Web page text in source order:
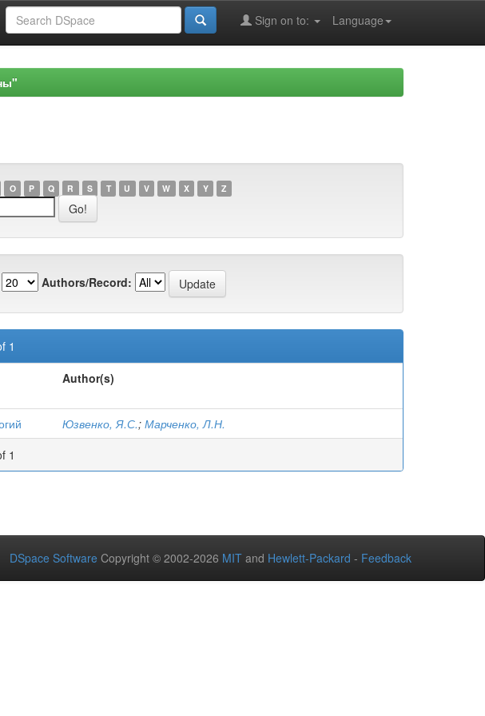
Language
Sign on to:
O P Q R S T U V W X Y Z
Authors/Record:
1
Author(s)
Юзвенко, Я.С.; Марченко, Л.Н.
1
DSpace Software Copyright © 2002-2026 MIT and Hewlett-Packard - Feedback